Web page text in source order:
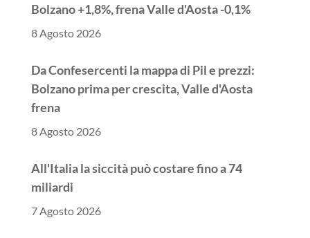
Bolzano +1,8%, frena Valle d'Aosta -0,1%
8 Agosto 2026
Da Confesercenti la mappa di Pil e prezzi:
Bolzano prima per crescita, Valle d'Aosta
frena
8 Agosto 2026
All'Italia la siccità può costare fino a 74
miliardi
7 Agosto 2026